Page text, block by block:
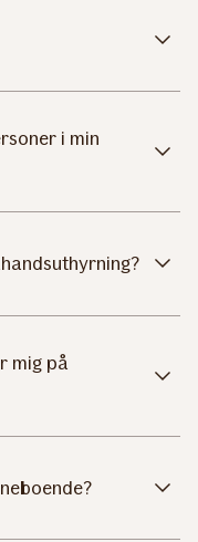
i min
mig på